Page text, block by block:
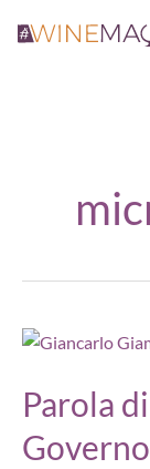
Parola